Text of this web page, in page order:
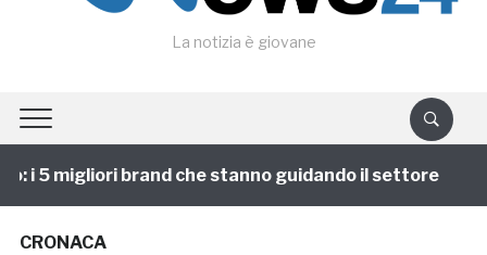
La notizia è giovane
5 migliori brand che stanno guidando il settore
CRONACA